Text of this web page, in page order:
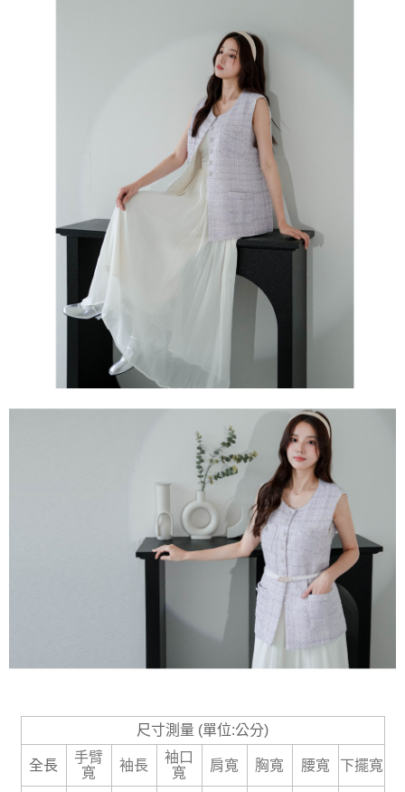
尺寸測量 (單位:公分)
全長
手臂
寬
袖長
袖口
寬
肩寬 胸寬 腰寬 下擺寬